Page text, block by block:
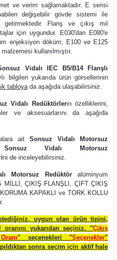
ve verim sağlamaktadır. E serisi
değişebilir gövde sistemi ile
Flanş ve çıkış mil
için uygundur. E030'dan E080'e
enjeksiyon döküm, E100 ve E125
kullanılmıştır.
Vidalı IEC B5/B14 Flanşlı
bilgileri yukarıda ürün görsellerinin
tabloyada aşağıda ulaşabilirsiniz.
Vidalı Redüktörlerin özelliklerini,
ve aksesuarlarını da aşağıda
aitSonsuz Vidalı Motorsuz
Vidalı Motorsuz
ni de inceleyebilirsiniz.
Motorsuz Redüktöralüminyum
MİLLİ, ÇIKIŞ FLANŞLI, ÇİFT ÇIKIŞ
KAPAKLI ve TORK KOLLU
uygun olan ürün tipini,
yukarıdan seçiniz. "Çıkış
" seçenekleri "Seçenekler"
sonra seçim için aktif hale